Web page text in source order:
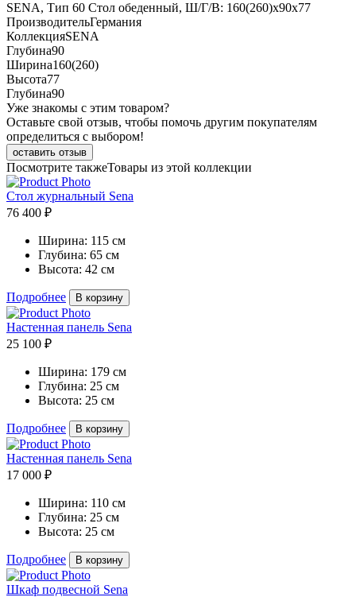
SENA, Тип 60 Стол обеденный, Ш/Г/В: 160(260)х90х77
ПроизводительГермания
КоллекцияSENA
Глубина90
Ширина160(260)
Высота77
Глубина90
Уже знакомы с этим товаром?
Оставьте свой отзыв, чтобы помочь другим покупателям
определиться с выбором!
оставить отзыв
Посмотрите такжеТовары из этой коллекции
Стол журнальный Sena
76 400 ₽
Ширина: 115 см
Глубина: 65 см
Высота: 42 см
Подробнее В корзину
Настенная панель Sena
25 100 ₽
Ширина: 179 см
Глубина: 25 см
Высота: 25 см
Подробнее В корзину
Настенная панель Sena
17 000 ₽
Ширина: 110 см
Глубина: 25 см
Высота: 25 см
Подробнее В корзину
Шкаф подвесной Sena